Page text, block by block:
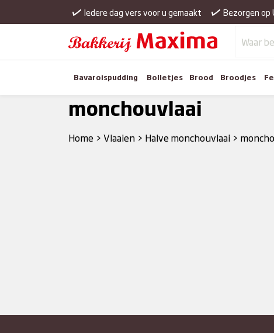
Iedere dag vers voor u gemaakt Bezorgen op
Bavaroispudding Bolletjes Brood Broodjes
monchouvlaai
Home > Vlaaien > Halve monchouvlaai >